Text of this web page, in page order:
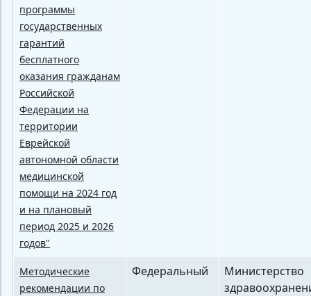
программы
государственных
гарантий
бесплатного
оказания гражданам
Российской
Федерации на
территории
Еврейской
автономной области
медицинской
помощи на 2024 год
и на плановый
период 2025 и 2026
годов"
Методические
рекомендации по
Федеральный
Министерство